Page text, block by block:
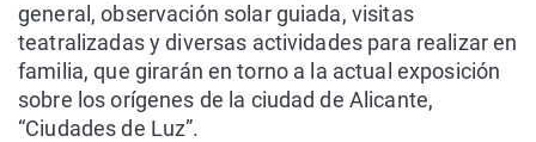
general, observación solar guiada, visitas
teatralizadas y diversas actividades para realizar en
familia, que girarán en torno a la actual exposición
sobre los orígenes de la ciudad de Alicante,
“Ciudades de Luz”.